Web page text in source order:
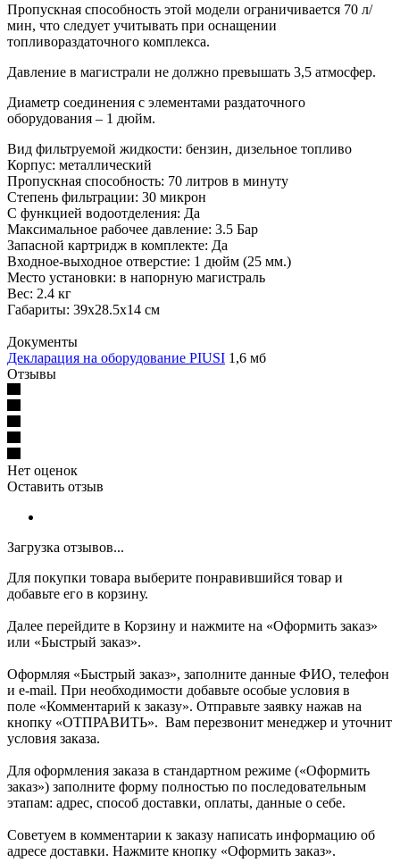
Пропускная способность этой модели ограничивается 70 л/
мин, что следует учитывать при оснащении
топливораздаточного комплекса.
Давление в магистрали не должно превышать 3,5 атмосфер.
Диаметр соединения с элементами раздаточного
оборудования – 1 дюйм.
Вид фильтруемой жидкости: бензин, дизельное топливо
Корпус: металлический
Пропускная способность: 70 литров в минуту
Степень фильтрации: 30 микрон
С функцией водоотделения: Да
Максимальное рабочее давление: 3.5 Бар
Запасной картридж в комплекте: Да
Входное-выходное отверстие: 1 дюйм (25 мм.)
Место установки: в напорную магистраль
Вес: 2.4 кг
Габариты: 39x28.5x14 см
Документы
Декларация на оборудование PIUSI 1,6 мб
Отзывы
Нет оценок
Оставить отзыв
Загрузка отзывов...
Для покупки товара выберите понравившийся товар и
добавьте его в корзину.
Далее перейдите в Корзину и нажмите на «Оформить заказ»
или «Быстрый заказ».
Оформляя «Быстрый заказ», заполните данные ФИО, телефон
и e-mail. При необходимости добавьте особые условия в
поле «Комментарий к заказу». Отправьте заявку нажав на
кнопку «ОТПРАВИТЬ». Вам перезвонит менеджер и уточнит
условия заказа.
Для оформления заказа в стандартном режиме («Оформить
заказ») заполните форму полностью по последовательным
этапам: адрес, способ доставки, оплаты, данные о себе.
Советуем в комментарии к заказу написать информацию об
адресе доставки. Нажмите кнопку «Оформить заказ».